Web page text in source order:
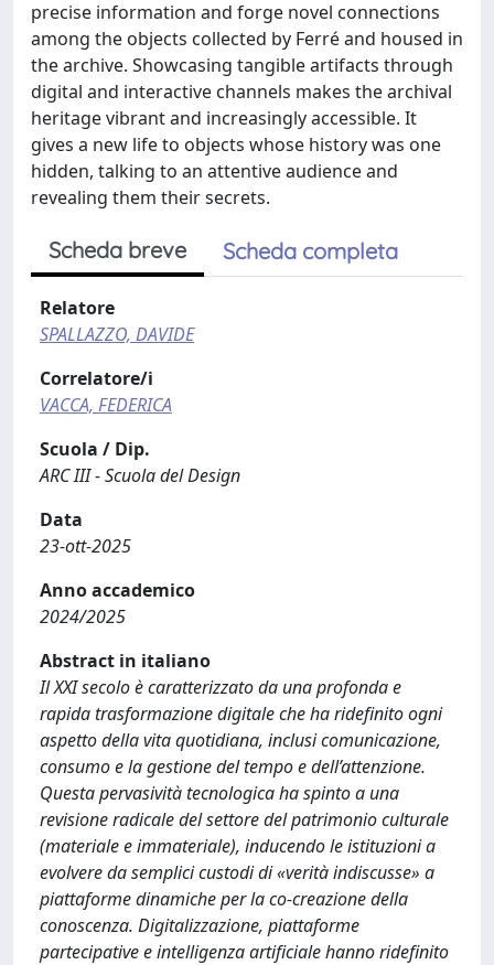
precise information and forge novel connections
among the objects collected by Ferré and housed in
the archive. Showcasing tangible artifacts through
digital and interactive channels makes the archival
heritage vibrant and increasingly accessible. It
gives a new life to objects whose history was one
hidden, talking to an attentive audience and
revealing them their secrets.
Scheda breve Scheda completa
Relatore
SPALLAZZO, DAVIDE
Correlatore/i
VACCA, FEDERICA
Scuola / Dip.
ARC III - Scuola del Design
Data
23-ott-2025
Anno accademico
2024/2025
Abstract in italiano
Il XXI secolo è caratterizzato da una profonda e
rapida trasformazione digitale che ha ridefinito ogni
aspetto della vita quotidiana, inclusi comunicazione,
consumo e la gestione del tempo e dell’attenzione.
Questa pervasività tecnologica ha spinto a una
revisione radicale del settore del patrimonio culturale
(materiale e immateriale), inducendo le istituzioni a
evolvere da semplici custodi di «verità indiscusse» a
piattaforme dinamiche per la co-creazione della
conoscenza. Digitalizzazione, piattaforme
partecipative e intelligenza artificiale hanno ridefinito